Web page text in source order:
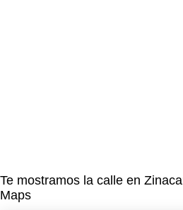
Te mostramos la calle en
Maps